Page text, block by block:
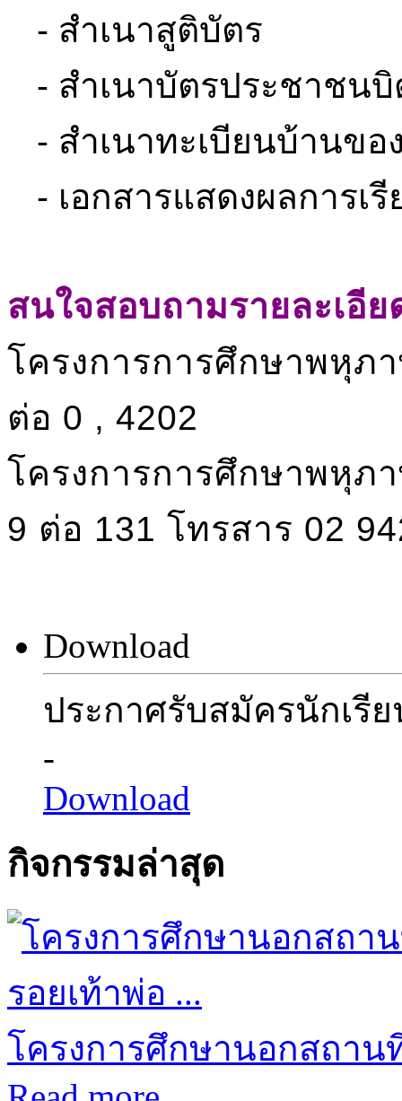
- สำเนาสูติบัตร
- สำเนาบัตรประชาชน
- สำเนาทะเบียนบ้านขอ
- เอกสารแสดงผลการเ
สนใจสอบถามรายละเอีย
โครงการการศึกษาพหุภ
ต่อ 0 , 4202
โครงการการศึกษาพหุภ
9 ต่อ 131 โทรสาร 02
Download
ประกาศรับสมัครนักเรีย
-
Download
กิจกรรมล่าสุด
โครงการศึกษานอกสถาน